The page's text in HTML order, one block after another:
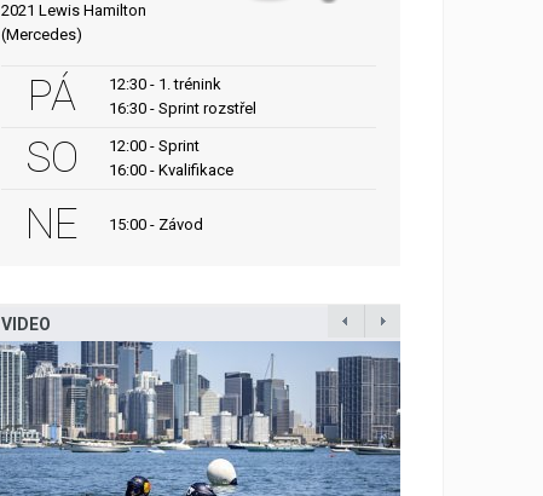
2021 Lewis Hamilton
(Mercedes)
PÁ
12:30 - 1. trénink
16:30 - Sprint rozstřel
SO
12:00 - Sprint
16:00 - Kvalifikace
NE 15:00 - Závod
VIDEO